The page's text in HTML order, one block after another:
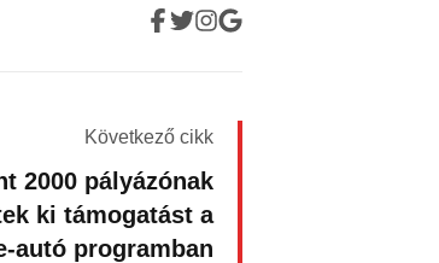
Következő cikk
2000 pályázónak
ki támogatást a
autó programban